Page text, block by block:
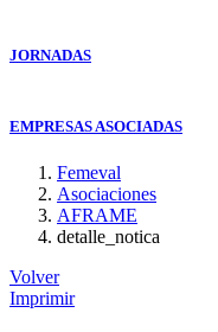
JORNADAS
EMPRESAS ASOCIADAS
Femeval
Asociaciones
AFRAME
detalle_notica
Volver
Imprimir